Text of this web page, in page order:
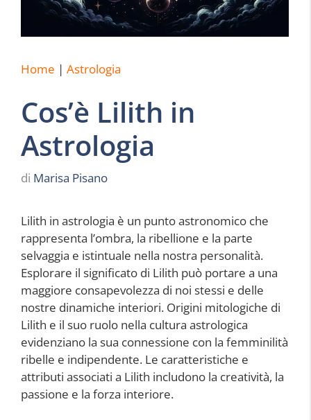
Home | Astrologia
Cos’è Lilith in
Astrologia
di Marisa Pisano
Lilith in astrologia è un punto astronomico che
rappresenta l’ombra, la ribellione e la parte
selvaggia e istintuale nella nostra personalità.
Esplorare il significato di Lilith può portare a una
maggiore consapevolezza di noi stessi e delle
nostre dinamiche interiori. Origini mitologiche di
Lilith e il suo ruolo nella cultura astrologica
evidenziano la sua connessione con la femminilità
ribelle e indipendente. Le caratteristiche e
attributi associati a Lilith includono la creatività, la
passione e la forza interiore.